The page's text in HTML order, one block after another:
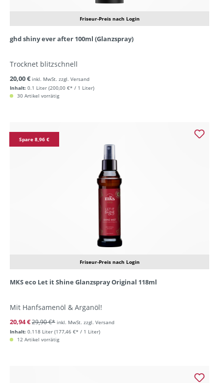
Friseur-Preis nach Login
ghd shiny ever after 100ml (Glanzspray)
Trocknet blitzschnell
Inhalt: 0.1 Liter (200,00 €* / 1 Liter)
20,00 € inkl. MwSt. zzgl. Versand
30 Artikel vorrätig
Spare 8,96 €
Friseur-Preis nach Login
MKS eco Let it Shine Glanzspray Original 118ml
Mit Hanfsamenöl & Arganöl!
Inhalt: 0.118 Liter (177,46 €* / 1 Liter)
20,94 €29,90 €* inkl. MwSt. zzgl. Versand
12 Artikel vorrätig